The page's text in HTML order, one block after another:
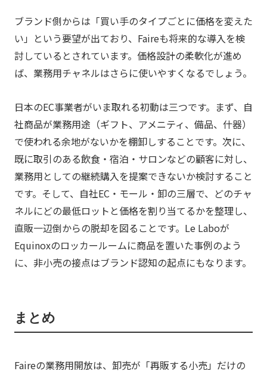
ブランド側からは「買い手のタイプごとに価格を変えた
い」という要望が出ており、Faireも将来的な導入を検
討しているとされています。価格設計の柔軟化が進め
ば、業務用チャネルはさらに使いやすくなるでしょう。
日本のEC事業者がいま取れる初動は三つです。まず、自
社商品が業務用途（ギフト、アメニティ、備品、什器）
で使われる余地がないかを棚卸しすることです。次に、
既に取引のある飲食・宿泊・サロンなどの顧客に対し、
業務用としての継続購入を提案できないか検討すること
です。そして、自社EC・モール・卸の三層で、どのチャ
ネルにどの最低ロットと価格を割り当てるかを整理し、
直販一辺倒からの脱却を図ることです。Le Laboが
Equinoxのロッカールームに商品を置いた事例のよう
に、非小売の接点はブランド認知の起点にもなります。
まとめ
Faireの業務用開放は、卸売が「再販する小売」だけの